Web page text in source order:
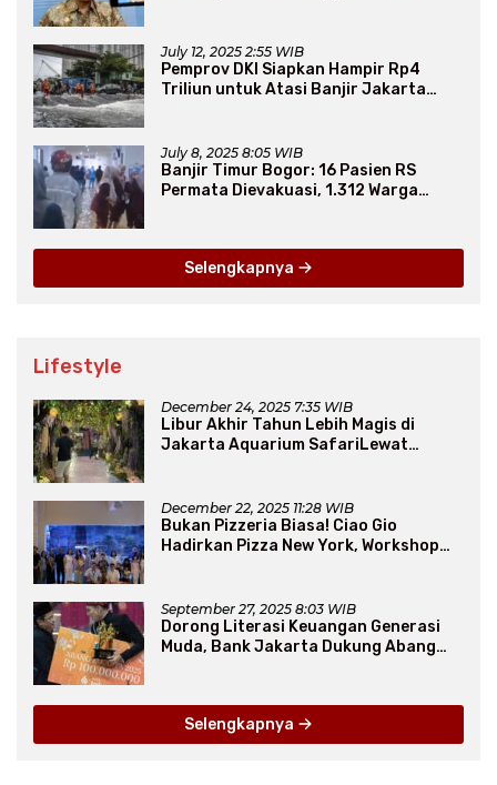
July 12, 2025 2:55 WIB
Pemprov DKI Siapkan Hampir Rp4
Triliun untuk Atasi Banjir Jakarta
July 8, 2025 8:05 WIB
Banjir Timur Bogor: 16 Pasien RS
Permata Dievakuasi, 1.312 Warga
Selengkapnya
Lifestyle
December 24, 2025 7:35 WIB
Libur Akhir Tahun Lebih Magis di
Jakarta Aquarium SafariLewat
December 22, 2025 11:28 WIB
Bukan Pizzeria Biasa! Ciao Gio
Hadirkan Pizza New York, Workshop
September 27, 2025 8:03 WIB
Dorong Literasi Keuangan Generasi
Muda, Bank Jakarta Dukung Abang
Selengkapnya